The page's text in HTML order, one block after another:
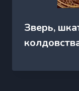
Зверь,